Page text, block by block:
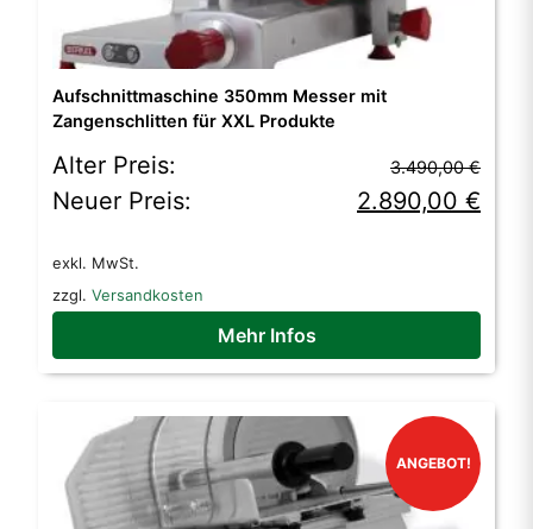
Aufschnittmaschine 350mm Messer mit
Zangenschlitten für XXL Produkte
Alter Preis: 3.490,00€
Ursprünglicher
Preis
3.490,00 €
Neuer Preis: 2.890,00 €
Aktueller
Preis
2.890,00 €.
exkl. MwSt.
zzgl. Versandkosten
Mehr Infos
ANGEBOT!